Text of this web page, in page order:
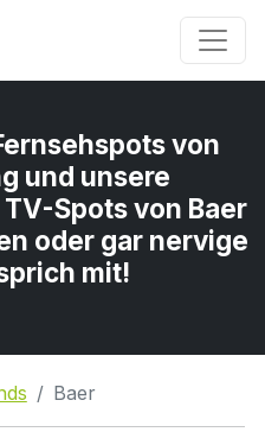
von
und unsere
Spots von Baer
oder gar nervige
mit!
Baer